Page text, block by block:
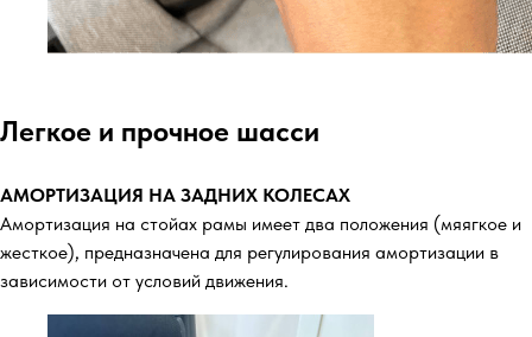
Легкое и прочное шасси
АМОРТИЗАЦИЯ НА ЗАДНИХ КОЛЕСАХ
Амортизация на стойах рамы имеет два положения (мяягкое и
жесткое), предназначена для регулирования амортизации в
зависимости от условий движения.